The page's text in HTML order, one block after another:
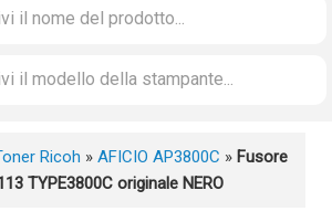
Ricoh » AFICIO AP3800C » Fusore
TYPE3800C originale NERO